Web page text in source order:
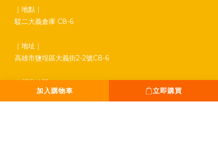
加入購物車 立即購買
｜地點｜
駁二大義倉庫 C8-6
｜地址｜
高雄市鹽埕區大義街2-2號C8-6
｜營業時間｜
平日 13:00 - 18:00